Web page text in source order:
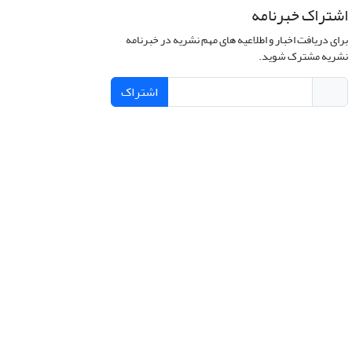
اشتراک خبرنامه
برای دریافت اخبار و اطلاعیه های مهم نشریه در خبرنامه
نشریه مشترک شوید.
اشتراک